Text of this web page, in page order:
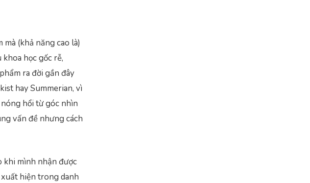
(khả năng cao là)
học gốc rễ,
ra đời gần đây
hay Summerian, vì
hổi từ góc nhìn
vấn đề nhưng cách
khi mình nhận được
hiện trong danh